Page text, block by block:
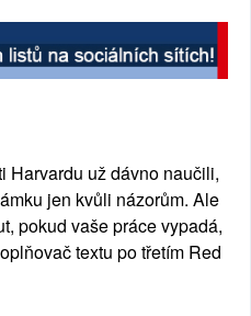
Harvardu už dávno naučili,
jen kvůli názorům. Ale
pokud vaše práce vypadá,
textu po třetím Red